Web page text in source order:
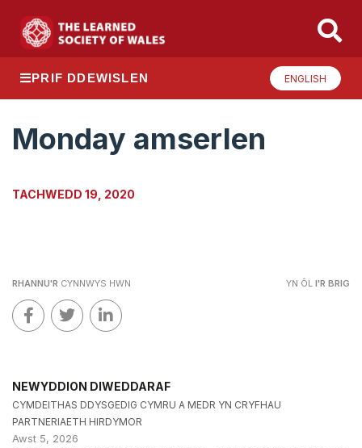
PRIF DDEWISLEN ENGLISH
Monday amserlen
TACHWEDD 19, 2020
RHANNU'R CYNNWYS HWN YN ÔL I'R BRIG
NEWYDDION DIWEDDARAF
CYMDEITHAS DDYSGEDIG CYMRU A MEDR YN CRYFHAU
PARTNERIAETH HIRDYMOR
Awst 5, 2026